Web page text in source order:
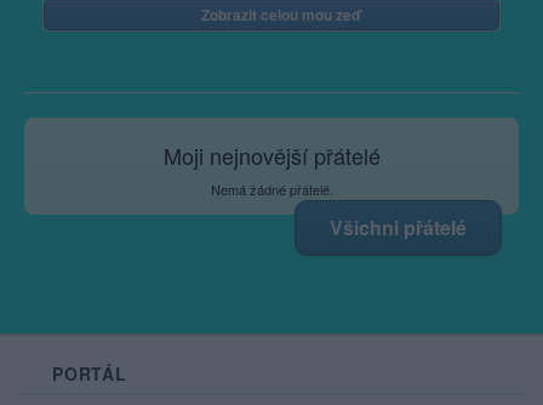
Zobrazit celou mou zeď
Moji nejnovější přátelé
Nemá žádné přátelé.
Všichni přátelé
PORTÁL